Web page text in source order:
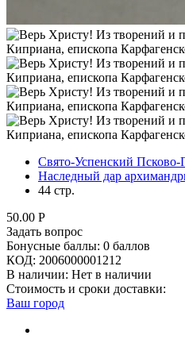
Свято-Успенский
Наследный дар
44 стр.
50.00 Р
Задать вопрос
Бонусные баллы: 0 баллов
КОД: 2006000001212
В наличии: Нет в наличии
Стоимость и сроки доставки:
Ваш город